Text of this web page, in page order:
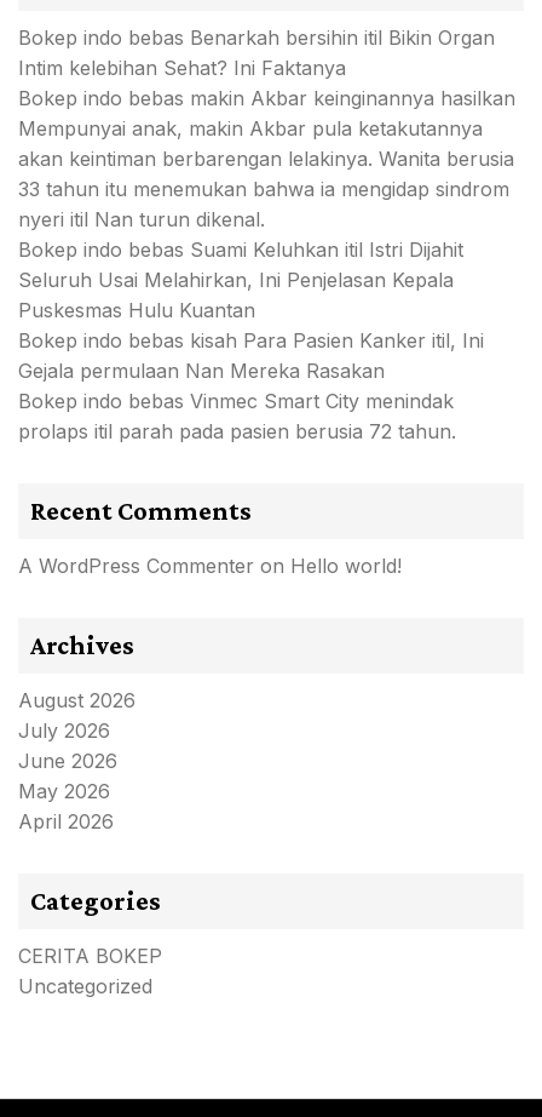
Bokep indo bebas Benarkah bersihin itil Bikin Organ
Intim kelebihan Sehat? Ini Faktanya
Bokep indo bebas makin Akbar keinginannya hasilkan
Mempunyai anak, makin Akbar pula ketakutannya
akan keintiman berbarengan lelakinya. Wanita berusia
33 tahun itu menemukan bahwa ia mengidap sindrom
nyeri itil Nan turun dikenal.
Bokep indo bebas Suami Keluhkan itil Istri Dijahit
Seluruh Usai Melahirkan, Ini Penjelasan Kepala
Puskesmas Hulu Kuantan
Bokep indo bebas kisah Para Pasien Kanker itil, Ini
Gejala permulaan Nan Mereka Rasakan
Bokep indo bebas Vinmec Smart City menindak
prolaps itil parah pada pasien berusia 72 tahun.
Recent Comments
A WordPress Commenter on Hello world!
Archives
August 2026
July 2026
June 2026
May 2026
April 2026
Categories
CERITA BOKEP
Uncategorized